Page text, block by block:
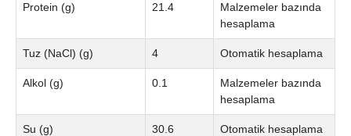
Protein (g) 21.4
Malzemeler bazında
hesaplama
Tuz (NaCl) (g) 4 Otomatik hesaplama
Alkol (g) 0.1
Malzemeler bazında
hesaplama
Su (g) 30.6 Otomatik hesaplama